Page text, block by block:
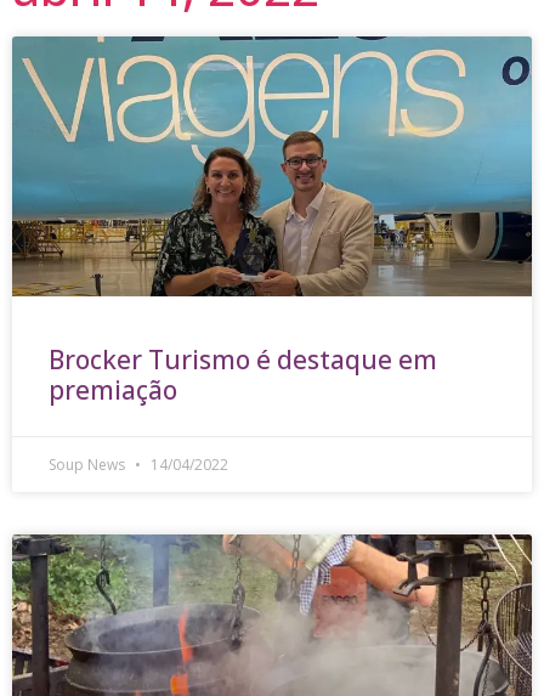
Brocker Turismo é destaque em
premiação
Soup News 14/04/2022